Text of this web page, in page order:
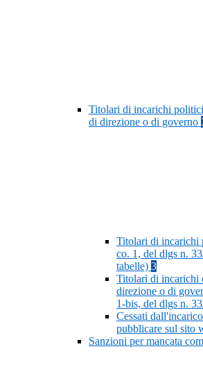
Titolari di incarichi
di direzione o di governo
Titolari di incarichi
co. 1, del dlgs n.
tabelle) 3
Titolari di incarichi
direzione o di
1-bis, del dlgs n.
Cessati
pubblicare sul sito
Sanzioni per mancata